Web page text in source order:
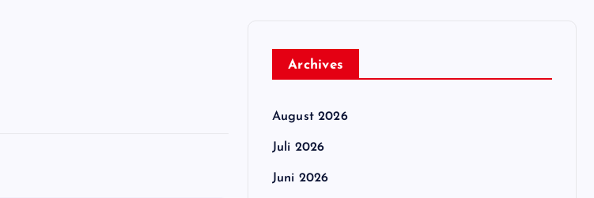
Archives
August 2026
Juli 2026
Juni 2026